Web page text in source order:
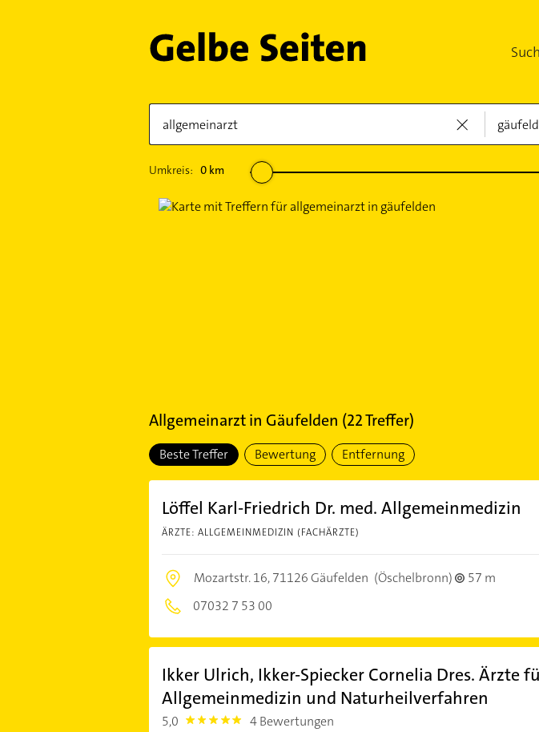
Umkreis: 0km
Allgemeinarztin Gäufelden (22Treffer)
Beste Treffer Bewertung Entfernung
Löffel Karl-Friedrich Dr. med. Allgemeinmedizin
ÄRZTE: ALLGEMEINMEDIZIN (FACHÄRZTE)
Mozartstr. 16,71126 Gäufelden (Öschelbronn)
57 m
07032 7 53 00
Ikker Ulrich, Ikker-Spiecker Cornelia Dres. Ärzte
Allgemeinmedizin und Naturheilverfahren
5,0 5.0 4 Bewertungen